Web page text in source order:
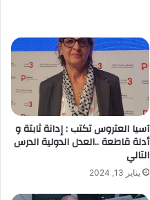
آسيا العتروس تكتب : إدانة ثابتة و
أدلة قاطعة ..العدل الدولية الدرس
التالي
يناير 13, 2024